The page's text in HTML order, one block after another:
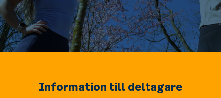
Information till deltagare